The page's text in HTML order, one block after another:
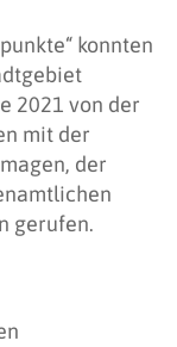
konnten
2021 von der
mit der
der
gerufen.